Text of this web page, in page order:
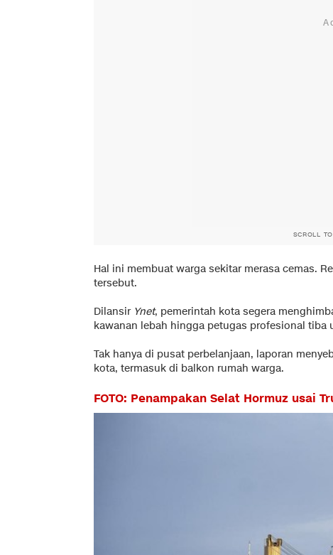
SCROLL
Hal ini membuat warga sekitar merasa cemas.
tersebut.
Dilansir Ynet, pemerintah kota segera
kawanan lebah hingga petugas profesional tiba
Tak hanya di pusat perbelanjaan, laporan
kota, termasuk di balkon rumah warga.
FOTO: Penampakan Selat Hormuz usai